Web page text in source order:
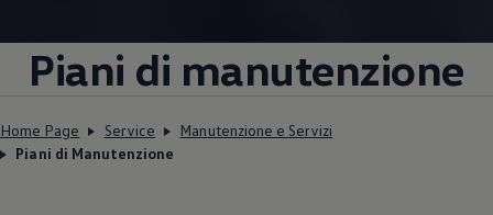
Piani di manutenzione
Home Page Service
Manutenzione e Servizi
Piani di Manutenzione